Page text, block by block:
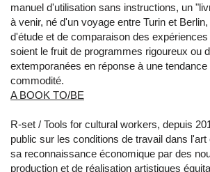
manuel d'utilisation sans instructions, un
à venir, né d'un voyage entre Turin et
d'étude et de comparaison des
soient le fruit de programmes rigoureux ou
extemporanées en réponse à une tendance
commodité.
A BOOK TO/BE
R-set / Tools for cultural workers, depuis
public sur les conditions de travail dans
sa reconnaissance économique par des
production et de réalisation artistiques